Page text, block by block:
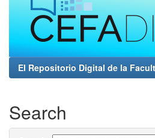
El Repositorio Digital de la
Search